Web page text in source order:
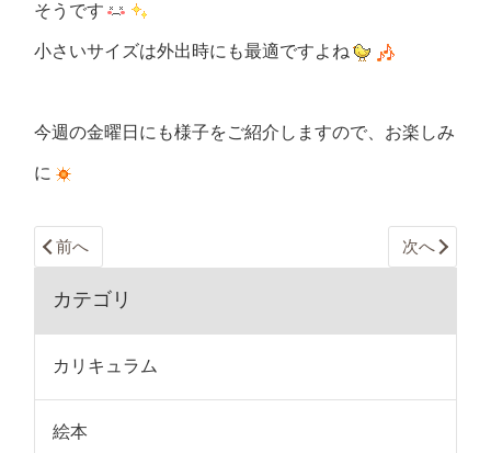
そうです
小さいサイズは外出時にも最適ですよね
今週の金曜日にも様子をご紹介しますので、お楽しみ
に
前へ 次へ
カテゴリ
カリキュラム
絵本